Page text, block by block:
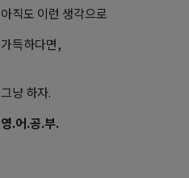
아직도 이런 생각으로
가득하다면,
그냥 하자.
영.어.공.부.